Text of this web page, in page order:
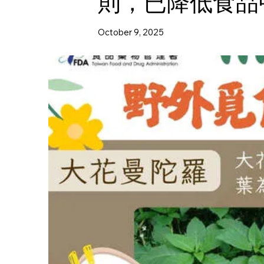
October 9, 2025